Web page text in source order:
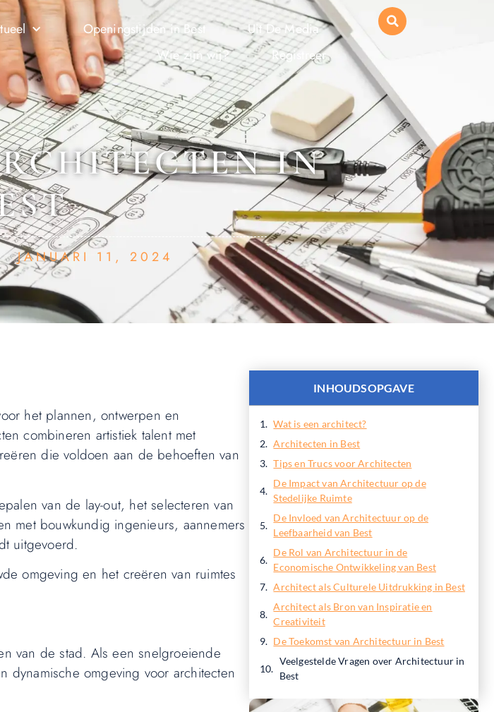
Openingstijden in Best
Uit De Media
Wie zijn wij?
Registreer
IN
JANUARI 11, 2024
het plannen, ontwerpen en
combineren artistiek talent met
die voldoen aan de behoeften van
van de lay-out, het selecteren van
met bouwkundig ingenieurs, aannemers
uitgevoerd.
omgeving en het creëren van ruimtes
van de stad. Als een snelgroeiende
omgeving voor architecten
INHOUDSOPGAVE
Wat is een architect?
Architecten in Best
Tips en Trucs voor Architecten
De Impact van Architectuur op de
Stedelijke Ruimte
De Invloed van Architectuur op de
Leefbaarheid van Best
De Rol van Architectuur in de
Economische Ontwikkeling van Best
Architect als Culturele Uitdrukking in Best
Architect als Bron van Inspiratie en
Creativiteit
De Toekomst van Architectuur in Best
Veelgestelde Vragen over Architectuur in
Best